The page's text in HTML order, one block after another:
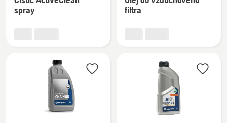
podrobností
spray
podrobností
filtra